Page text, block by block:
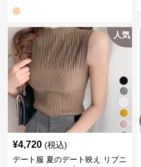
人気
¥4,720 (税込)
デート服 夏のデート映え リブニ